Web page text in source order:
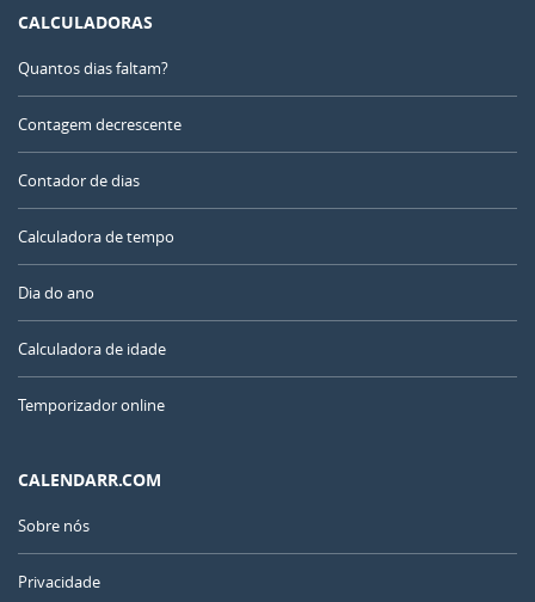
CALCULADORAS
Quantos dias faltam?
Contagem decrescente
Contador de dias
Calculadora de tempo
Dia do ano
Calculadora de idade
Temporizador online
CALENDARR.COM
Sobre nós
Privacidade